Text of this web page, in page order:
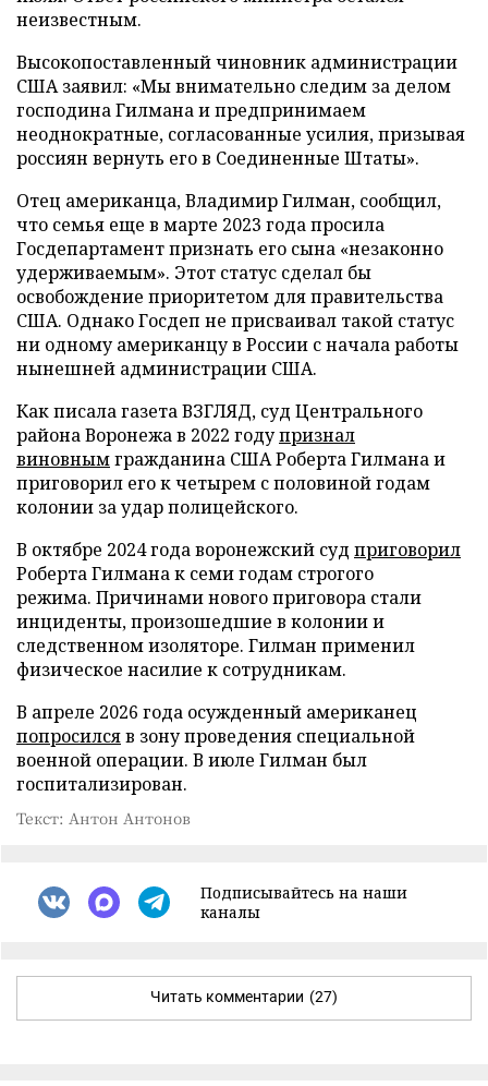
неизвестным.
Высокопоставленный чиновник администрации
США заявил: «Мы внимательно следим за делом
господина Гилмана и предпринимаем
неоднократные, согласованные усилия, призывая
россиян вернуть его в Соединенные Штаты».
Отец американца, Владимир Гилман, сообщил,
что семья еще в марте 2023 года просила
Госдепартамент признать его сына «незаконно
удерживаемым». Этот статус сделал бы
освобождение приоритетом для правительства
США. Однако Госдеп не присваивал такой статус
ни одному американцу в России с начала работы
нынешней администрации США.
Как писала газета ВЗГЛЯД, суд Центрального
района Воронежа в 2022 годупризнал
виновнымгражданина США Роберта Гилмана и
приговорил его к четырем с половиной годам
колонии за удар полицейского.
В октябре 2024 года воронежский суд приговорил
Роберта Гилмана к семи годам строгого
режима. Причинами нового приговора стали
инциденты, произошедшие в колонии и
следственном изоляторе. Гилман применил
физическое насилие к сотрудникам.
В апреле 2026 года осужденный американец
попросилсяв зону проведения специальной
военной операции. В июле Гилман был
госпитализирован.
Текст: Антон Антонов
Подписывайтесь на наши
каналы
Читать комментарии (27)